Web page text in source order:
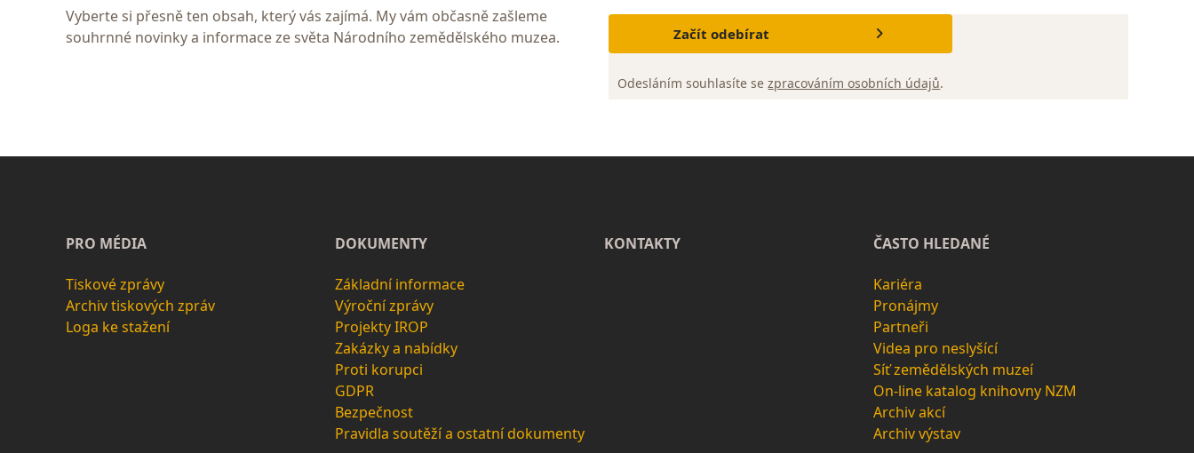
Vyberte si přesně ten obsah, který vás zajímá. My vám občasně zašleme
souhrnné novinky a informace ze světa Národního zemědělského muzea.
Začít odebírat
Odesláním souhlasíte sezpracováním osobních údajů.
PRO MÉDIA
Tiskové zprávy
Archiv tiskových zpráv
Loga ke stažení
DOKUMENTY
Základní informace
Výroční zprávy
Projekty IROP
Zakázky a nabídky
Proti korupci
GDPR
Bezpečnost
Pravidla soutěží a ostatní dokumenty
KONTAKTY ČASTO HLEDANÉ
Kariéra
Pronájmy
Partneři
Videa pro neslyšící
Síť zemědělských muzeí
On-line katalog knihovny NZM
Archiv akcí
Archiv výstav